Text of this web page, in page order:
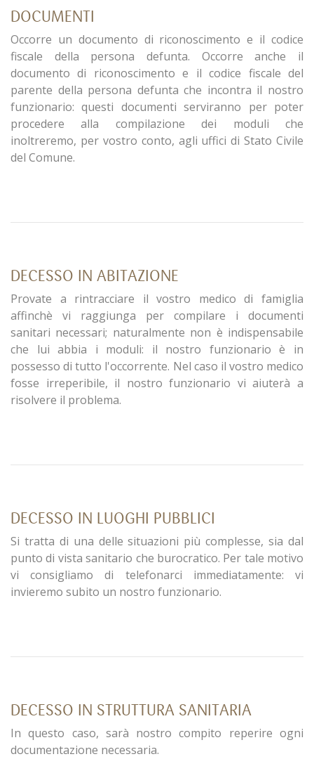
DOCUMENTI
Occorre un documento di riconoscimento e il codice
fiscale della persona defunta. Occorre anche il
documento di riconoscimento e il codice fiscale del
parente della persona defunta che incontra il nostro
funzionario: questi documenti serviranno per poter
procedere alla compilazione dei moduli che
inoltreremo, per vostro conto, agli uffici di Stato Civile
del Comune.
DECESSO IN ABITAZIONE
Provate a rintracciare il vostro medico di famiglia
affinchè vi raggiunga per compilare i documenti
sanitari necessari; naturalmente non è indispensabile
che lui abbia i moduli: il nostro funzionario è in
possesso di tutto l'occorrente. Nel caso il vostro medico
fosse irreperibile, il nostro funzionario vi aiuterà a
risolvere il problema.
DECESSO IN LUOGHI PUBBLICI
Si tratta di una delle situazioni più complesse, sia dal
punto di vista sanitario che burocratico. Per tale motivo
vi consigliamo di telefonarci immediatamente: vi
invieremo subito un nostro funzionario.
DECESSO IN STRUTTURA SANITARIA
In questo caso, sarà nostro compito reperire ogni
documentazione necessaria.